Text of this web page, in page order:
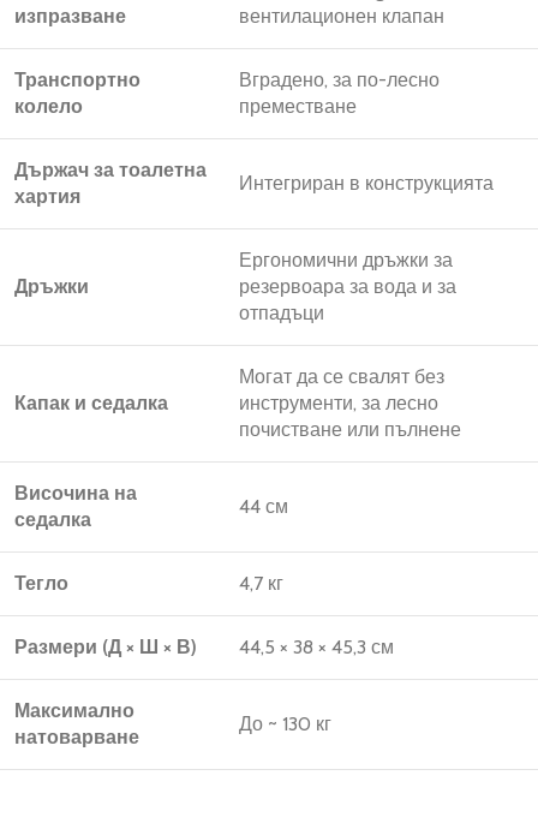
изпразване
вентилационен клапан
Транспортно
колело
Вградено, за по-лесно
преместване
Държач за тоалетна
хартия
Интегриран в конструкцията
Дръжки
Ергономични дръжки за
резервоара за вода и за
отпадъци
Капак и седалка
Могат да се свалят без
инструменти, за лесно
почистване или пълнене
Височина на
седалка
44 см
Тегло 4,7 кг
Размери (Д × Ш × В) 44,5 × 38 × 45,3 см
Максимално
натоварване
До ~ 130 кг